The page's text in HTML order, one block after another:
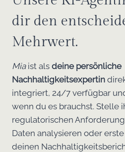
dir den
Mehrwert.
Miaist als deine persönliche
Nachhaltigkeitsexpertin
integriert, 24/7 verfügbar
wenn du es brauchst. Stelle
regulatorischen
Daten analysieren oder
deinen